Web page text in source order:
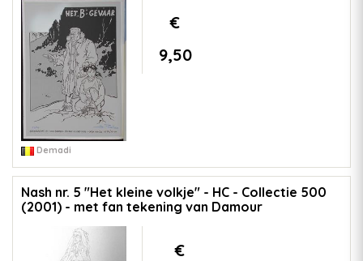
€
9,50
Demadi
Nash nr. 5 "Het kleine volkje" - HC - Collectie 500
(2001) - met fan tekening van Damour
€